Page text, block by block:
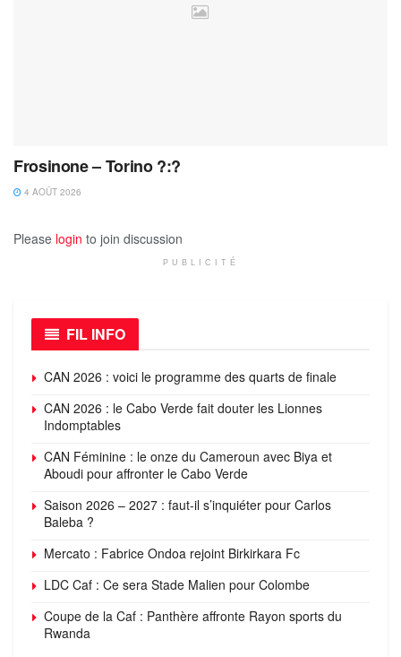
Frosinone – Torino ?:?
4 AOÛT 2026
Please login to join discussion
PUBLICITÉ
FIL INFO
CAN 2026 : voici le programme des quarts de finale
CAN 2026 : le Cabo Verde fait douter les Lionnes
Indomptables
CAN Féminine : le onze du Cameroun avec Biya et
Aboudi pour affronter le Cabo Verde
Saison 2026 – 2027 : faut-il s’inquiéter pour Carlos
Baleba ?
Mercato : Fabrice Ondoa rejoint Birkirkara Fc
LDC Caf : Ce sera Stade Malien pour Colombe
Coupe de la Caf : Panthère affronte Rayon sports du
Rwanda